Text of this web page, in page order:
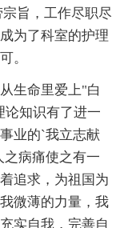
旨，工作尽职尽
为了科室的护理
。
生命里爱上"白
论知识有了进一
业的`我立志献
病痛使之有一
追求，为祖国为
微薄的力量，我
实自我，完善自